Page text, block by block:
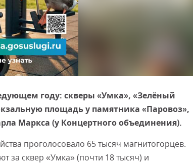
году: скверы «Умка», «Зелёный
площадь у памятника «Паровоз»,
Маркса (у Концертного объединения).
проголосовало 65 тысяч магнитогорцев.
за сквер «Умка» (почти 18 тысяч) и